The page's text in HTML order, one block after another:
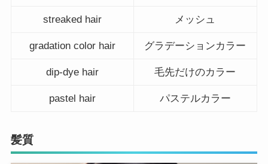
streaked hair メッシュ
gradation color hair グラデーションカラー
dip-dye hair 毛先だけのカラー
pastel hair パステルカラー
髪質